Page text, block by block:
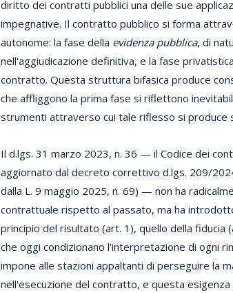
diritto dei contratti pubblici una delle sue
impegnative. Il contratto pubblico si forma
autonome: la fase della evidenza pubblica, di
nell'aggiudicazione definitiva, e la fase
contratto. Questa struttura bifasica produce
che affliggono la prima fase si riflettono
strumenti attraverso cui tale riflesso si produce
Il d.lgs. 31 marzo 2023, n. 36 — il Codice dei
aggiornato dal decreto correttivo d.lgs. 209/
dalla L. 9 maggio 2025, n. 69) — non ha
contrattuale rispetto al passato, ma ha
principio del risultato (art. 1), quello della
che oggi condizionano l'interpretazione di ogni
impone alle stazioni appaltanti di perseguire la
nell'esecuzione del contratto, e questa